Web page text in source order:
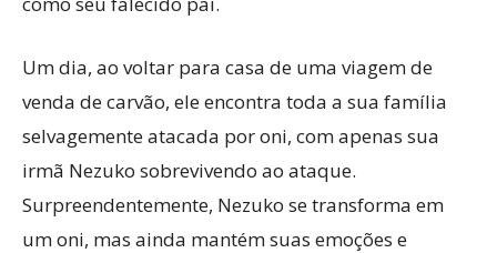
Um dia, ao voltar para casa de uma viagem de
venda de carvão, ele encontra toda a sua família
selvagemente atacada por oni, com apenas sua
irmã Nezuko sobrevivendo ao ataque.
Surpreendentemente, Nezuko se transforma em
um oni, mas ainda mantém suas emoções e